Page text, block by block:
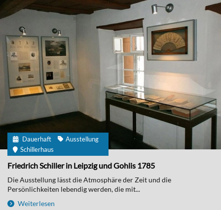
Dauerhaft
Ausstellung
Schillerhaus
Friedrich Schiller in Leipzig und Gohlis 1785
Die Ausstellung lässt die Atmosphäre der Zeit und die
Persönlichkeiten lebendig werden, die mit...
Weiterlesen